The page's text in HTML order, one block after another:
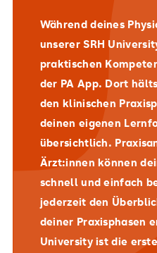
Selbstkompetenz
:
Sozialkompetenz:
Kommunikations-
Während deines
unserer SRH
praktischen
der PA App. Dort
den klinischen
deinen eigenen
übersichtlich.
Ärzt:innen können
schnell und einfach
jederzeit den
deiner Praxisphasen
University ist die